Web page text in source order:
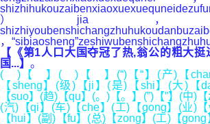
）jia，
，
【《第1人口大国夺冠了热,翁公的粗大
国...】 。
( )【 】( )【 】(“)【“】(产)【
【sheng】(级)【ji】(是)【shi】(大)【
【suo】(趋)【qu】(。)【。】(”)【”】(中)
(汽)【qi】(车)【che】(工)【gong】(业)
【hui】(副)【fu】(总)【zong】(工)【